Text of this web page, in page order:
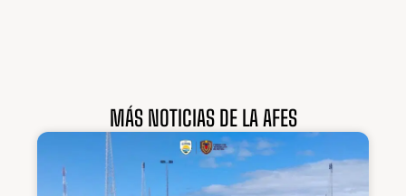
MÁS NOTICIAS DE LA AFES